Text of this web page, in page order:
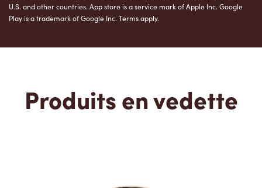
U.S. and other countries. App store is a service mark of Apple Inc. Google
Play is a trademark of Google Inc. Terms apply.
Produits en vedette